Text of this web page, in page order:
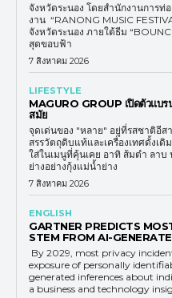
จังหวัดระนอง โดยสำนักงานการท่
งาน “RANONG MUSIC
จังหวัดระนอง ภายใต้ธีม
สุดขอบฟ้า
7 สิงหาคม 2026
LIFESTYLE
MAGURO GROUP เปิดตัวแบ
สมัย
จุดเด่นของ "หลาย" อยู่ที่รสชาติอีส
สรรวัตถุดิบแท้และเครื่องเทศดั้งเ
ใส่ในเมนูที่คุ้นเคย อาทิ ส้มตำ ลาบ
ย่างอย่างกุ้งแม่น้ำย่าง
7 สิงหาคม 2026
ENGLISH
GARTNER PREDICTS
STEM FROM AI-
By 2029, most privacy
exposure of personally
generated inferences about
a business and technology